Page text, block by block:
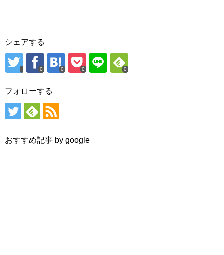
シェアする
0 0 0 0
フォローする
おすすめ記事 by google